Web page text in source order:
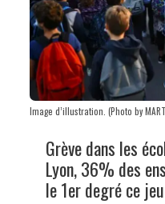
Image d’illustration. (Photo by
Grève dans les
Lyon, 36% des
le 1er degré ce